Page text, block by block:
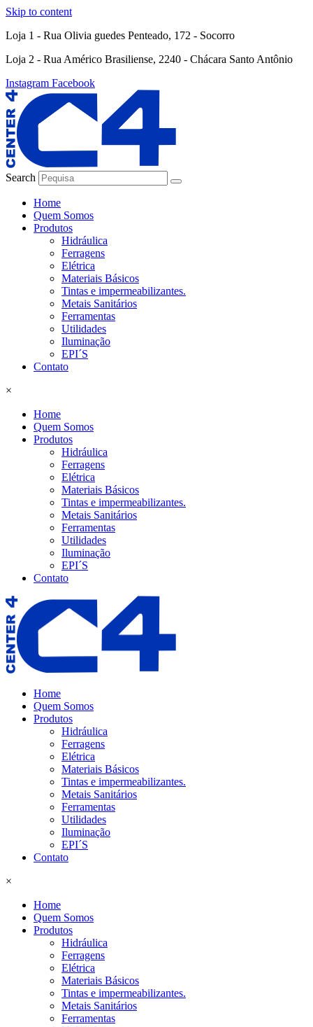
Skip to content
Loja 1 - Rua Olivia guedes Penteado, 172 - Socorro
Loja 2 - Rua Américo Brasiliense, 2240 - Chácara Santo Antônio
Instagram Facebook
Search
Home
Quem Somos
Produtos
Hidráulica
Ferragens
Elétrica
Materiais Básicos
Tintas e impermeabilizantes.
Metais Sanitários
Ferramentas
Utilidades
Iluminação
EPI´S
Contato
×
Home
Quem Somos
Produtos
Hidráulica
Ferragens
Elétrica
Materiais Básicos
Tintas e impermeabilizantes.
Metais Sanitários
Ferramentas
Utilidades
Iluminação
EPI´S
Contato
Home
Quem Somos
Produtos
Hidráulica
Ferragens
Elétrica
Materiais Básicos
Tintas e impermeabilizantes.
Metais Sanitários
Ferramentas
Utilidades
Iluminação
EPI´S
Contato
×
Home
Quem Somos
Produtos
Hidráulica
Ferragens
Elétrica
Materiais Básicos
Tintas e impermeabilizantes.
Metais Sanitários
Ferramentas